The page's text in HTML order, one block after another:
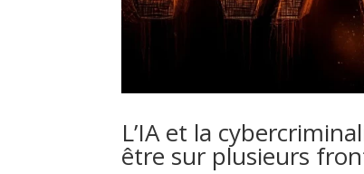
L’IA et la
être sur plusieurs